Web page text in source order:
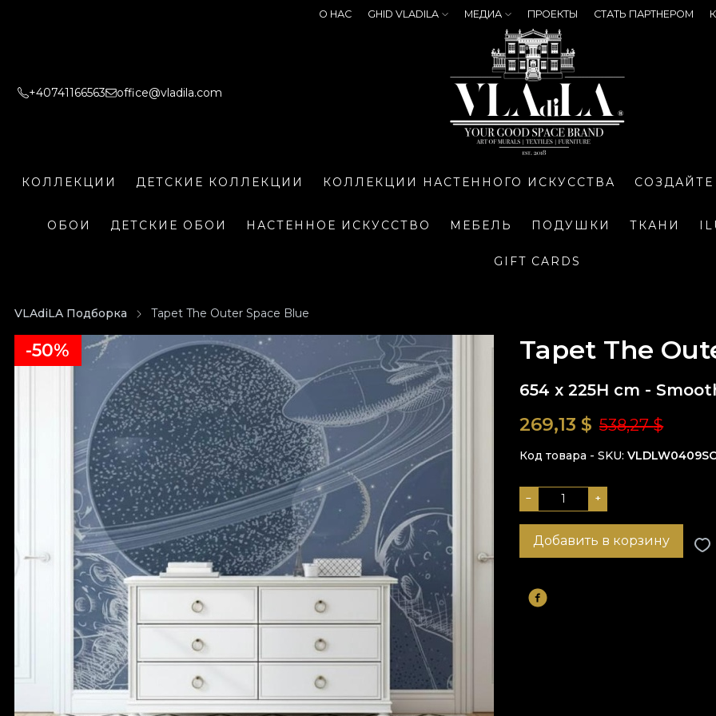
О НАС GHID VLADILA МЕДИА ПРОЕКТЫ СТАТЬ ПАРТНЕРОМ
+40741166563 office@vladila.com
КОЛЛЕКЦИИ ДЕТСКИЕ КОЛЛЕКЦИИ КОЛЛЕКЦИИ НАСТЕННОГО ИСКУССТВА
ОБОИ ДЕТСКИЕ ОБОИ НАСТЕННОЕ ИСКУССТВО МЕБЕЛЬ ПОДУШКИ ТКАНИ
GIFT CARDS
VLAdiLA Подборка Tapet The Outer Space Blue
-50% Tapet The
654 x 225H cm -
269,13 $ 538,27$
Код товара - SKU VLDLW0409SC
− +
Добавить в корзину